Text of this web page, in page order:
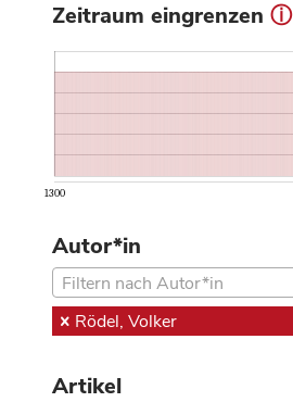
Zeitraum eingrenzen ⓘ
1300
Autor*in
Filtern nach Autor*in
Rödel, Volker
Artikel